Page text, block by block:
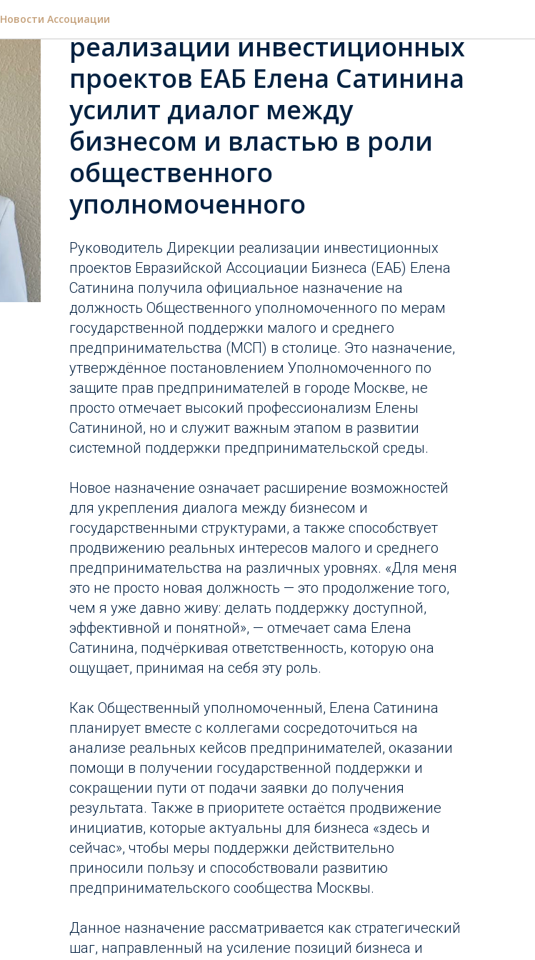
Новости АссоциацииРуководитель Дирекции
реализации инвестиционных
проектов ЕАБ Елена Сатинина
усилит диалог между
бизнесом и властью в роли
общественного
уполномоченного
Руководитель Дирекции реализации инвестиционных
проектов Евразийской Ассоциации Бизнеса (ЕАБ) Елена
Сатинина получила официальное назначение на
должность Общественного уполномоченного по мерам
государственной поддержки малого и среднего
предпринимательства (МСП) в столице. Это назначение,
утверждённое постановлением Уполномоченного по
защите прав предпринимателей в городе Москве, не
просто отмечает высокий профессионализм Елены
Сатининой, но и служит важным этапом в развитии
системной поддержки предпринимательской среды.
Новое назначение означает расширение возможностей
для укрепления диалога между бизнесом и
государственными структурами, а также способствует
продвижению реальных интересов малого и среднего
предпринимательства на различных уровнях. «Для меня
это не просто новая должность — это продолжение того,
чем я уже давно живу: делать поддержку доступной,
эффективной и понятной», — отмечает сама Елена
Сатинина, подчёркивая ответственность, которую она
ощущает, принимая на себя эту роль.
Как Общественный уполномоченный, Елена Сатинина
планирует вместе с коллегами сосредоточиться на
анализе реальных кейсов предпринимателей, оказании
помощи в получении государственной поддержки и
сокращении пути от подачи заявки до получения
результата. Также в приоритете остаётся продвижение
инициатив, которые актуальны для бизнеса «здесь и
сейчас», чтобы меры поддержки действительно
приносили пользу и способствовали развитию
предпринимательского сообщества Москвы.
Данное назначение рассматривается как стратегический
шаг, направленный на усиление позиций бизнеса и